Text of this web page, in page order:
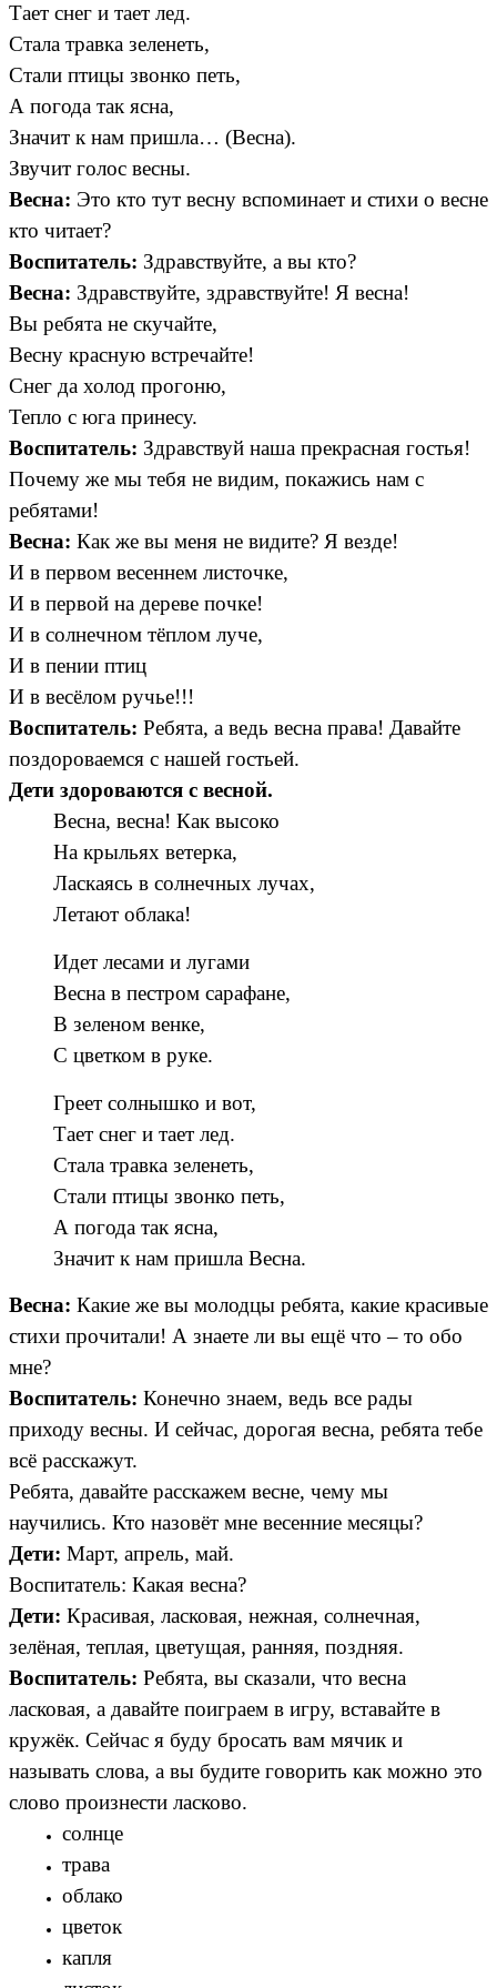
Тает снег и тает лед.
Стала травка зеленеть,
Стали птицы звонко петь,
А погода так ясна,
Значит к нам пришла… (Весна).
Звучит голос весны.
Весна: Это кто тут весну вспоминает и стихи о весне
кто читает?
Воспитатель: Здравствуйте, а вы кто?
Весна: Здравствуйте, здравствуйте! Я весна!
Вы ребята не скучайте,
Весну красную встречайте!
Снег да холод прогоню,
Тепло с юга принесу.
Воспитатель: Здравствуй наша прекрасная гостья!
Почему же мы тебя не видим, покажись нам с
ребятами!
Весна: Как же вы меня не видите? Я везде!
И в первом весеннем листочке,
И в первой на дереве почке!
И в солнечном тёплом луче,
И в пении птиц
И в весёлом ручье!!!
Воспитатель: Ребята, а ведь весна права! Давайте
поздороваемся с нашей гостьей.
Дети здороваются с весной.
Весна, весна! Как высоко
На крыльях ветерка,
Ласкаясь в солнечных лучах,
Летают облака!
Идет лесами и лугами
Весна в пестром сарафане,
В зеленом венке,
С цветком в руке.
Греет солнышко и вот,
Тает снег и тает лед.
Стала травка зеленеть,
Стали птицы звонко петь,
А погода так ясна,
Значит к нам пришла Весна.
Весна: Какие же вы молодцы ребята, какие красивые
стихи прочитали! А знаете ли вы ещё что – то обо
мне?
Воспитатель: Конечно знаем, ведь все рады
приходу весны. И сейчас, дорогая весна, ребята тебе
всё расскажут.
Ребята, давайте расскажем весне, чему мы
научились. Кто назовёт мне весенние месяцы?
Дети: Март, апрель, май.
Воспитатель: Какая весна?
Дети: Красивая, ласковая, нежная, солнечная,
зелёная, теплая, цветущая, ранняя, поздняя.
Воспитатель: Ребята, вы сказали, что весна
ласковая, а давайте поиграем в игру, вставайте в
кружёк. Сейчас я буду бросать вам мячик и
называть слова, а вы будите говорить как можно это
слово произнести ласково.
солнце
трава
облако
цветок
капля